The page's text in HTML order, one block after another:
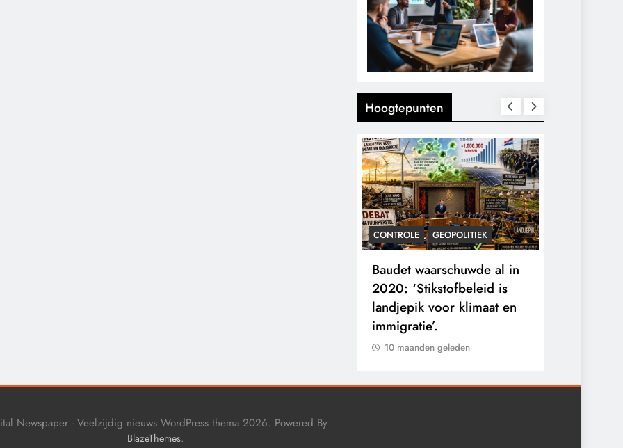
Hoogtepunten
CONTROLE GEOPOLITIEK
Baudet waarschuwde al in
2020: ‘Stikstofbeleid is
landjepik voor klimaat en
immigratie’.
10 maanden geleden
Newspaper - Veelzijdig nieuws WordPress thema 2026. Powered By
BlazeThemes.